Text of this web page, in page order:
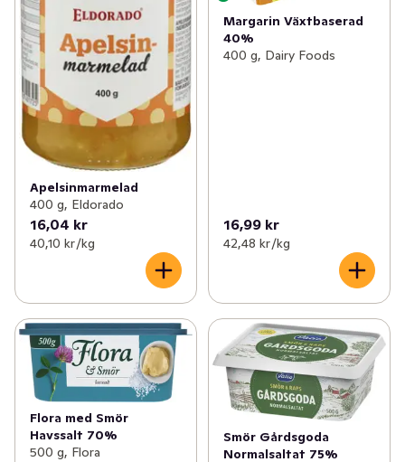
Apelsinmarmelad
400 g, Eldorado
16,04 kr
40,10 kr /kg
Margarin Växtbaserad
40%
400 g, Dairy Foods
16,99 kr
42,48 kr /kg
Flora med Smör
Havssalt 70%
500 g, Flora
Smör Gårdsgoda
Normalsaltat 75%